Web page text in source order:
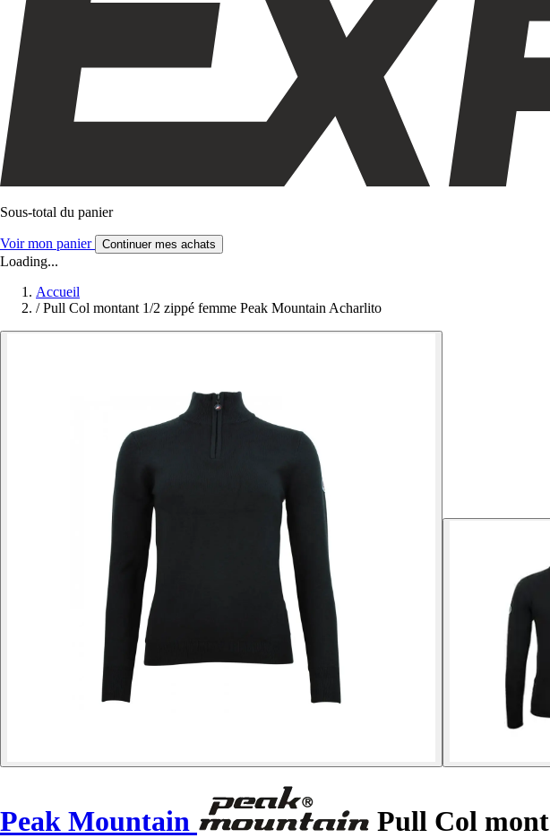
Sous-total du panier
Voir mon panier Continuer mes achats
Loading...
Accueil
/ Pull Col montant 1/2 zippé femme Peak Mountain Acharlito
Peak Mountain Pull Col